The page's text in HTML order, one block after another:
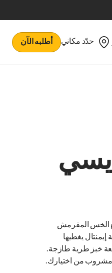
حدّد مكاني أطلبه الآن
الخس المقرمش
يغطيها
خبز طرية طازجة.
من اختيارك.